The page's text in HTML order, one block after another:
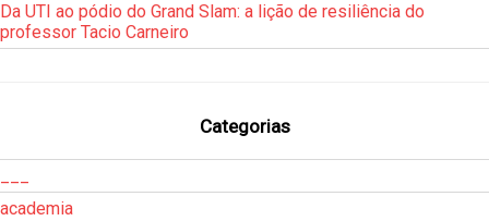
Da UTI ao pódio do Grand Slam: a lição de resiliência do
professor Tacio Carneiro
Categorias
academia